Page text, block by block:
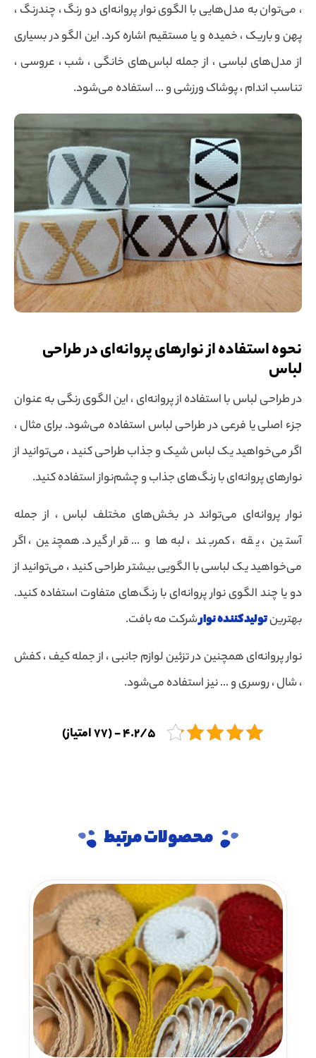
، می‌توان به مدل‌هایی با الگوی نوار پروانه‌ای دو رنگ ، چندرنگ ،
پهن و باریک ، خمیده و یا مستقیم اشاره کرد. این الگو در بسیاری
از مدل‌های لباسی ، از جمله لباس‌های خانگی ، شب ، عروسی ،
تناسب اندام ، پوشاک ورزشی و … استفاده می‌شود.
نحوه استفاده از نوارهای پروانه‌ای در طراحی
لباس
در طراحی لباس با استفاده از پروانه‌ای ، این الگوی رنگی به عنوان
جزء اصلی یا فرعی در طراحی لباس استفاده می‌شود. برای مثال ،
اگر می‌خواهید یک لباس شیک و جذاب طراحی کنید ، می‌توانید از
نوارهای پروانه‌ای با رنگ‌های جذاب و چشم‌نواز استفاده کنید.
نوار پروانه‌ای می‌تواند در بخش‌های مختلف لباس ، از جمله
آستین ، یقه ، کمربند ، لبه‌ها و … قرار گیرد. همچنین ، اگر
می‌خواهید یک لباسی با الگویی بیشتر طراحی کنید ، می‌توانید از
دو یا چند الگوی نوار پروانه‌ای با رنگ‌های متفاوت استفاده کنید.
بهترینتولیدکننده نوارشرکت مه بافت.
نوار پروانه‌ای همچنین در تزئین لوازم جانبی ، از جمله کیف ، کفش
، شال ، روسری و … نیز استفاده می‌شود.
4.2/5 - (77 امتیاز)
محصولات مرتبط